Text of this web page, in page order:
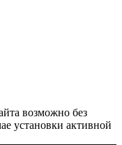
возможно без
установки активной